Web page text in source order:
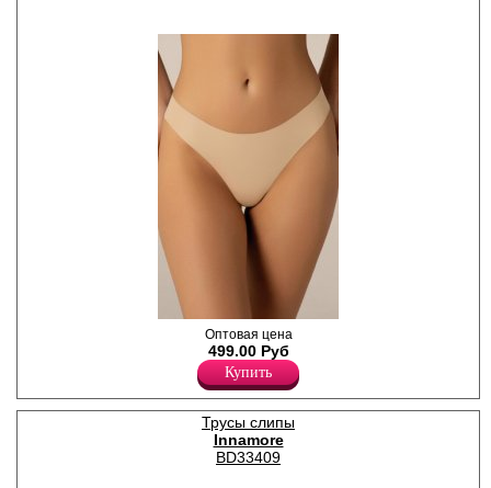
Удобная и комфортная
модель для повседневного и
спортивного белья.
Хлопок 95%
Эластан 5%
Трусики слипы женские из
мягкого и эластичного
материала, бесшовные, с
лазерной обработкой шва,
однотонные, со средней
линией талии. Удобная и
комфортная модель для
повседневного нижнего
белья. Гигиеничная
Оптовая цена
499.00 Руб
Купить
Трусы слипы
Innamore
BD33409